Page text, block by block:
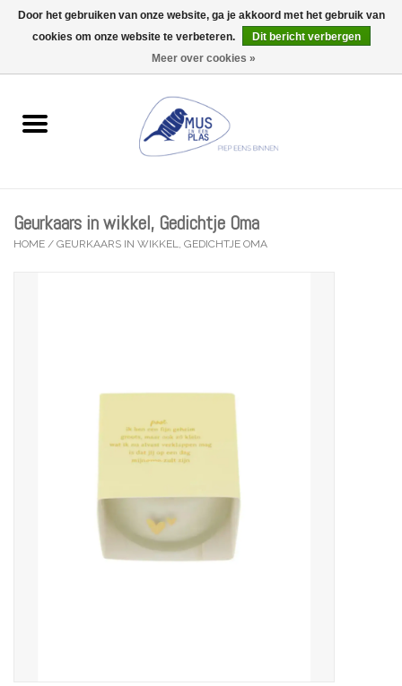
0 Artikelen - €0,00
Wenskaarten
Lifestyle
Cadeaubonnen
Geurkaars in wikkel, Gedichtje Oma
HOME / GEURKAARS IN WIKKEL, GEDICHTJE OMA
Door het gebruiken van onze website, ga je akkoord met het gebruik van
cookies om onze website te verbeteren.
Dit bericht verbergen
Meer over cookies »
Wij zijn uitzonderlijk gesloten op Do 13/08